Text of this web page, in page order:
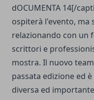
dOCUMENTA 14[/
ospiterà l'evento, ma
relazionando con
scrittori e
mostra. Il nuovo
passata edizione ed
diversa ed